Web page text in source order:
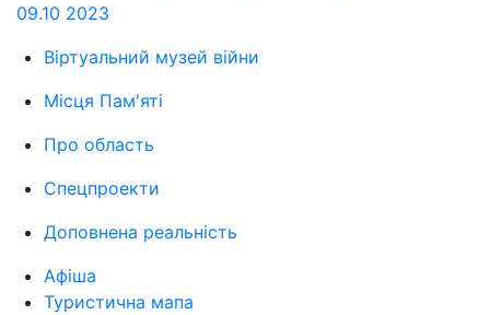
09.10 2023
Віртуальний музей війни
Місця Пам'яті
Про область
Спецпроекти
Доповнена реальність
Афіша
Туристична мапа